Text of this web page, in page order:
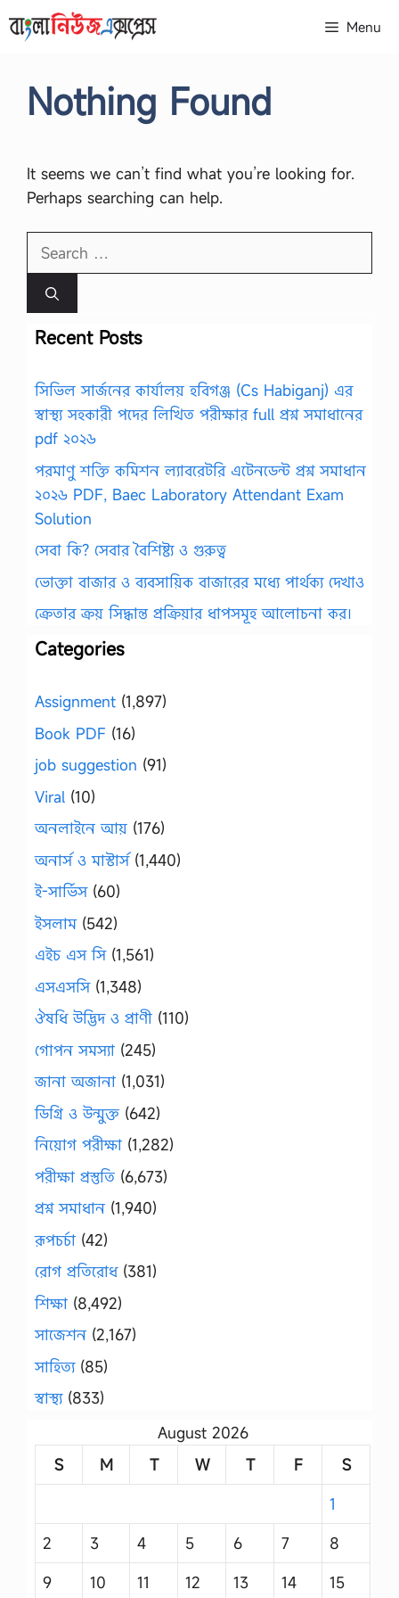
to
Menu
Nothing Found
It seems we can’t find what you’re looking for.
Perhaps searching can help.
Search
Recent Posts
সিভিল সার্জনের কার্যালয় হবিগঞ্জ (Cs Habiganj) এর
স্বাস্থ্য সহকারী পদের লিখিত পরীক্ষার full প্রশ্ন সমাধানের
pdf ২০২৬
পরমাণু শক্তি কমিশন ল্যাবরেটরি এটেনডেন্ট প্রশ্ন সমাধান
২০২৬ PDF, Baec Laboratory Attendant Exam
Solution
সেবা কি? সেবার বৈশিষ্ট্য ও গুরুত্ব
ভোক্তা বাজার ও ব্যবসায়িক বাজারের মধ্যে পার্থক্য দেখাও
ক্রেতার ক্রয় সিদ্ধান্ত প্রক্রিয়ার ধাপসমূহ আলোচনা কর।
Categories
Assignment (1,897)
Book PDF (16)
job suggestion (91)
Viral (10)
অনলাইনে আয় (176)
অনার্স ও মাস্টার্স(1,440)
ই-সার্ভিস(60)
ইসলাম(542)
এইচ এস সি(1,561)
এসএসসি(1,348)
ঔষধি উদ্ভিদ ও প্রাণী (110)
গোপন সমস্যা (245)
জানা অজানা (1,031)
ডিগ্রি ও উন্মুক্ত (642)
নিয়োগ পরীক্ষা (1,282)
পরীক্ষা প্রস্তুতি (6,673)
প্রশ্ন সমাধান (1,940)
রূপচর্চা (42)
রোগ প্রতিরোধ(381)
শিক্ষা (8,492)
সাজেশন (2,167)
সাহিত্য(85)
স্বাস্থ্য(833)
August 2026
S
M T W T F
S
1
2
3 4 5 6 7
8
9
10 11 12 13 14 15